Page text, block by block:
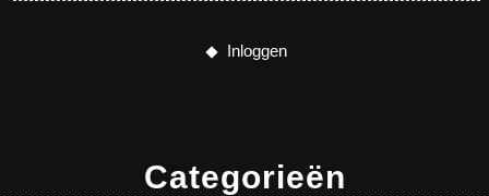
Inloggen
Categorieën